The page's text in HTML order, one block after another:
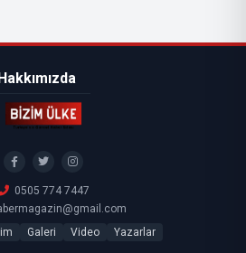
0505 774 7447
Galeri Video Yazarlar